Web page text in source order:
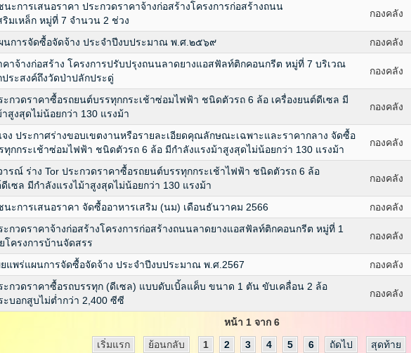
ะการเสนอราคา ประกวดราคาจ้างก่อสร้างโครงการก่อสร้างถนน
ริมเหล็ก หมู่ที่ 7 จำนวน 2 ช่วง
กองคลัง
นการจัดซื้อจัดจ้าง ประจำปีงบประมาณ พ.ศ.๒๕๖๙ กองคลัง
คาจ้างก่อสร้าง โครงการปรับปรุงถนนลาดยางแอสฟัลท์ติกคอนกรีต หมู่ที่ 7 บริเวณ
ประสงค์ถึงวัดป่าปลักประดู่
กองคลัง
ะกวดราคาซื้อรถยนต์บรรทุกกระเช้าซ่อมไฟฟ้า ชนิดตัวรถ 6 ล้อ เครื่องยนต์ดีเซล มี
าสูงสุดไม่น้อยกว่า 130 แรงม้า
กองคลัง
จง ประกาศร่างขอบเขตงานหรือรายละเอียดคุณลักษณะเฉพาะและราคากลาง จัดซื้อ
ทุกกระเช้าซ่อมไฟฟ้า ชนิดตัวรถ 6 ล้อ มีกำลังแรงม้าสูงสุดไม่น้อยกว่า 130 แรงม้า
กองคลัง
ารณ์ ร่าง Tor ประกวดราคาซื้อรถยนต์บรรทุกกระเช้าไฟฟ้า ชนิดตัวรถ 6 ล้อ
ดีเซล มีกำลังแรงไม้าสูงสุดไม่น้อยกว่า 130 แรงม้า
กองคลัง
นะการเสนอราคา จัดซื้ออาหารเสริม (นม) เดือนธันวาคม 2566 กองคลัง
ะกวดราคาจ้างก่อสร้างโครงการก่อสร้างถนนลาดยางแอสฟัลท์ติกคอนกรีต หมู่ที่ 1
โครงการบ้านจัดสรร
กองคลัง
ยแพร่แผนการจัดซื้อจัดจ้าง ประจำปีงบประมาณ พ.ศ.2567 กองคลัง
ะกวดราคาซื้อรถบรรทุก (ดีเซล) แบบดับเบิ้ลแค็บ ขนาด 1 ตัน ขับเคลื่อน 2 ล้อ
ะบอกสูบไม่ต่ำกว่า 2,400 ซีซี
กองคลัง
หน้า 1 จาก 6
เริ่มแรก
ย้อนกลับ 1 2 3 4 5 6 ถัดไป สุดท้าย